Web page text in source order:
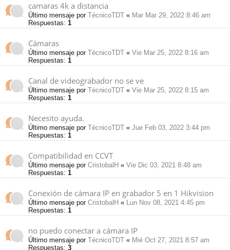
camaras 4k a distancia
Último mensaje por TécnicoTDT « Mar Mar 29, 2022 8:46 am
Respuestas: 1
Cámaras
Último mensaje por TécnicoTDT « Vie Mar 25, 2022 8:16 am
Respuestas: 1
Canal de videograbador no se ve
Último mensaje por TécnicoTDT « Vie Mar 25, 2022 8:15 am
Respuestas: 1
Necesito ayuda.
Último mensaje por TécnicoTDT « Jue Feb 03, 2022 3:44 pm
Respuestas: 1
Compatibilidad en CCVT
Último mensaje por CristobalH « Vie Dic 03, 2021 8:48 am
Respuestas: 1
Conexión de cámara IP en grabador 5 en 1 Hikvision
Último mensaje por CristobalH « Lun Nov 08, 2021 4:45 pm
Respuestas: 1
no puedo conectar a cámara IP
Último mensaje por TécnicoTDT « Mié Oct 27, 2021 8:57 am
Respuestas: 3